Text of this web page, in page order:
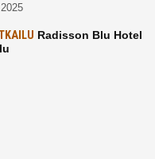
Radisson Blu Hotel